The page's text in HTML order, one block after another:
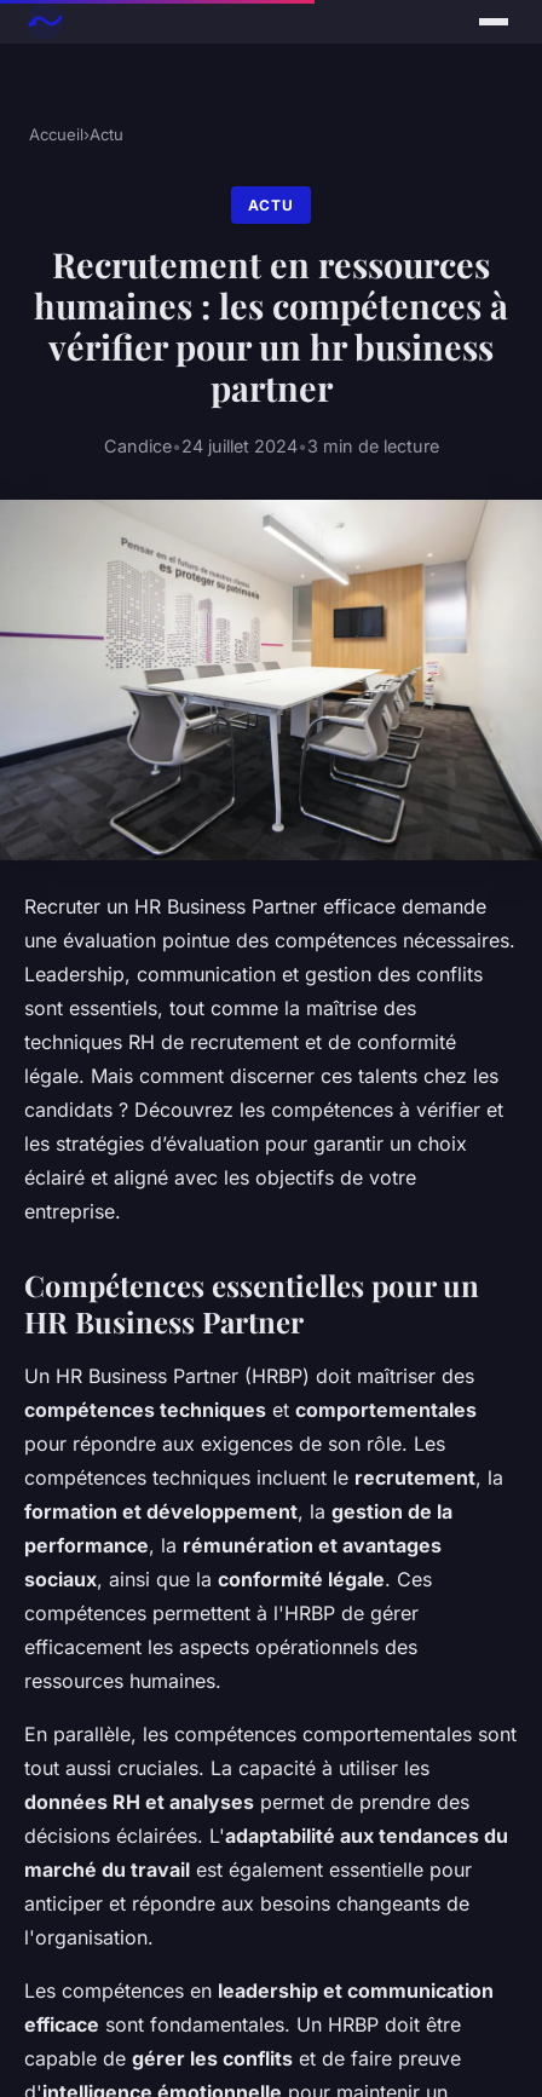
Accueil›Actu
ACTU
Recrutement en ressources
humaines : les compétences à
vérifier pour un hr business
partner
Candice•24 juillet 2024•3 min de lecture
Recruter un HR Business Partner efficace demande
une évaluation pointue des compétences nécessaires.
Leadership, communication et gestion des conflits
sont essentiels, tout comme la maîtrise des
techniques RH de recrutement et de conformité
légale. Mais comment discerner ces talents chez les
candidats ? Découvrez les compétences à vérifier et
les stratégies d’évaluation pour garantir un choix
éclairé et aligné avec les objectifs de votre
entreprise.
Compétences essentielles pour un
HR Business Partner
Un HR Business Partner (HRBP) doit maîtriser des
compétences techniques et comportementales
pour répondre aux exigences de son rôle. Les
compétences techniques incluent le recrutement, la
formation et développement, la gestion de la
performance, la rémunération et avantages
sociaux, ainsi que la conformité légale. Ces
compétences permettent à l'HRBP de gérer
efficacement les aspects opérationnels des
ressources humaines.
En parallèle, les compétences comportementales sont
tout aussi cruciales. La capacité à utiliser les
données RH et analyses permet de prendre des
décisions éclairées. L'adaptabilité aux tendances du
marché du travail est également essentielle pour
anticiper et répondre aux besoins changeants de
l'organisation.
Les compétences en leadership et communication
efficace sont fondamentales. Un HRBP doit être
capable de gérer les conflits et de faire preuve